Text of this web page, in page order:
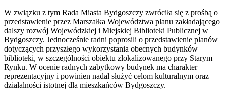
W związku z tym Rada Miasta Bydgoszczy zwróciła się z prośbą o
przedstawienie przez Marszałka Województwa planu zakładającego
dalszy rozwój Wojewódzkiej i Miejskiej Biblioteki Publicznej w
Bydgoszczy. Jednocześnie radni poprosili o przedstawienie planów
dotyczących przyszłego wykorzystania obecnych budynków
biblioteki, w szczególności obiektu zlokalizowanego przy Starym
Rynku. W ocenie radnych zabytkowy budynek ma charakter
reprezentacyjny i powinien nadal służyć celom kulturalnym oraz
działalności istotnej dla mieszkańców Bydgoszczy.